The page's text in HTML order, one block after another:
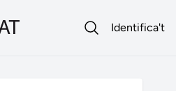
Identifica't